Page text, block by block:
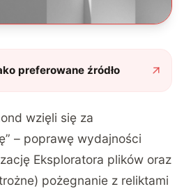
preferowane źródło
wzięli się za
– poprawę wydajności
Eksploratora plików oraz
pożegnanie z reliktami